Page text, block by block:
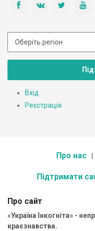
Вхід
Реєстрація
Про нас
Підтримати
Про сайт
«Україна Інкогніта» -
краєзнавства.